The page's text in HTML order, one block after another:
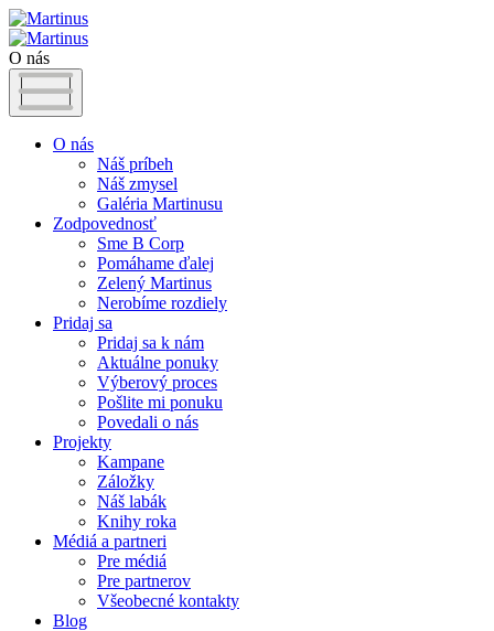
O nás
O nás
Náš príbeh
Náš zmysel
Galéria Martinusu
Zodpovednosť
Sme B Corp
Pomáhame ďalej
Zelený Martinus
Nerobíme rozdiely
Pridaj sa
Pridaj sa k nám
Aktuálne ponuky
Výberový proces
Pošlite mi ponuku
Povedali o nás
Projekty
Kampane
Záložky
Náš labák
Knihy roka
Médiá a partneri
Pre médiá
Pre partnerov
Všeobecné kontakty
Blog